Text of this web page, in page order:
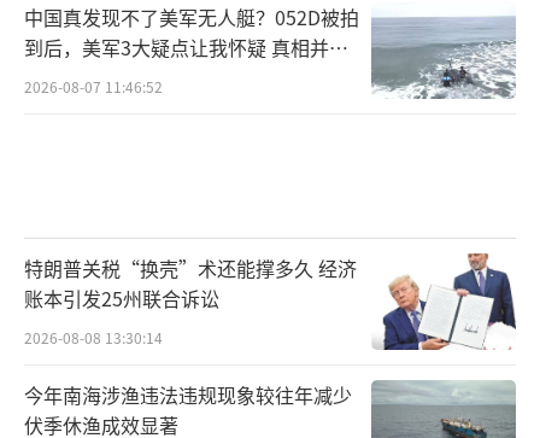
中国真发现不了美军无人艇？052D被拍
到后，美军3大疑点让我怀疑 真相并非
如此
2026-08-07 11:46:52
特朗普关税“换壳”术还能撑多久 经济
账本引发25州联合诉讼
2026-08-08 13:30:14
今年南海涉渔违法违规现象较往年减少
伏季休渔成效显著